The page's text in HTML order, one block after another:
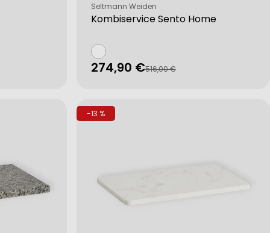
Kombiservice Sento Home
Verkäufer:
Seltmann Weiden
Verkaufspreis
274,90 €
Regulärer516,00 €
-13 %